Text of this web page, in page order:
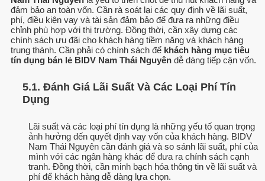
đảm bảo an toàn vốn. Cần rà soát lại các quy định về lãi suất,
phí, điều kiện vay và tài sản đảm bảo để đưa ra những điều
chỉnh phù hợp với thị trường. Đồng thời, cần xây dựng các
chính sách ưu đãi cho khách hàng tiềm năng và khách hàng
trung thành. Cần phải có chính sách để khách hàng mục tiêu
tín dụng bán lẻ BIDV Nam Thái Nguyên dễ dàng tiếp cận vốn.
5.1. Đánh Giá Lãi Suất Và Các Loại Phí Tín
Dụng
Lãi suất và các loại phí tín dụng là những yếu tố quan trọng
ảnh hưởng đến quyết định vay vốn của khách hàng. BIDV
Nam Thái Nguyên cần đánh giá và so sánh lãi suất, phí của
mình với các ngân hàng khác để đưa ra chính sách cạnh
tranh. Đồng thời, cần minh bạch hóa thông tin về lãi suất và
phí để khách hàng dễ dàng lựa chọn.